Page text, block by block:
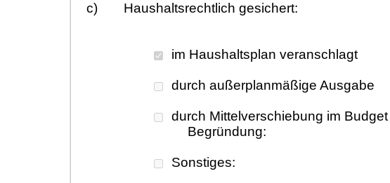
c) Haushaltsrechtlich gesichert:
im Haushaltsplan veranschlagt
durch außerplanmäßige Ausgabe
durch Mittelverschiebung im Budget
Begründung:
Sonstiges: